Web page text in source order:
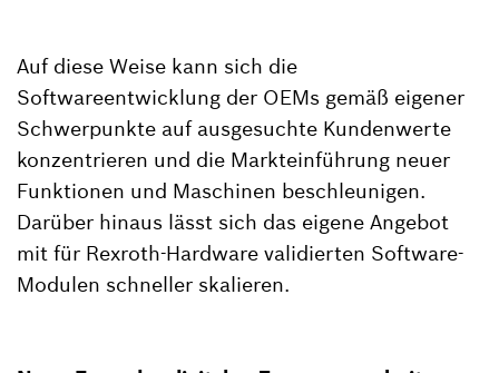
Auf diese Weise kann sich die
Softwareentwicklung der OEMs gemäß eigener
Schwerpunkte auf ausgesuchte Kundenwerte
konzentrieren und die Markteinführung neuer
Funktionen und Maschinen beschleunigen.
Darüber hinaus lässt sich das eigene Angebot
mit für Rexroth-Hardware validierten Software-
Modulen schneller skalieren.